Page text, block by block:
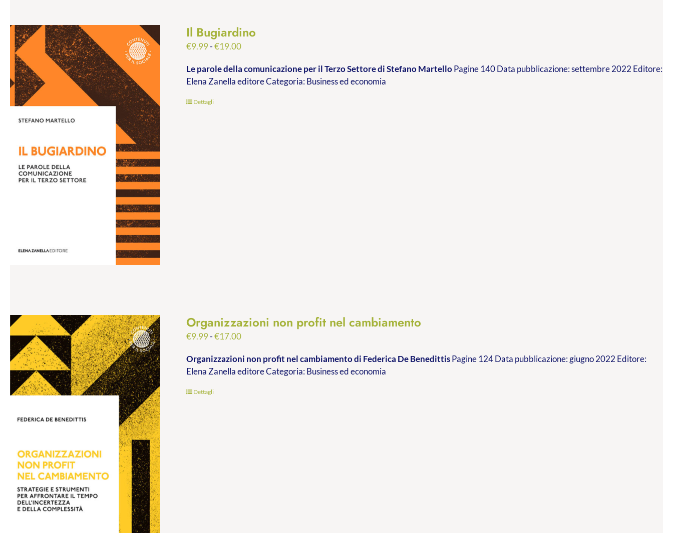
Il Bugiardino
€9.99-€19.00Fascia
prezzo:
da
Le parole della comunicazione per il Terzo Settoredi Stefano MartelloPagine 140 Data pubblicazione: settembre 2022 Editore:
Elena Zanella editore Categoria: Business ed economia
Dettagli
Organizzazioni non profit nel cambiamento
€9.99-€17.00Fascia
prezzo:
da
Organizzazioni non profit nel cambiamentodi Federica De BenedittisPagine 124 Data pubblicazione: giugno 2022 Editore:
Elena Zanella editore Categoria: Business ed economia
Dettagli